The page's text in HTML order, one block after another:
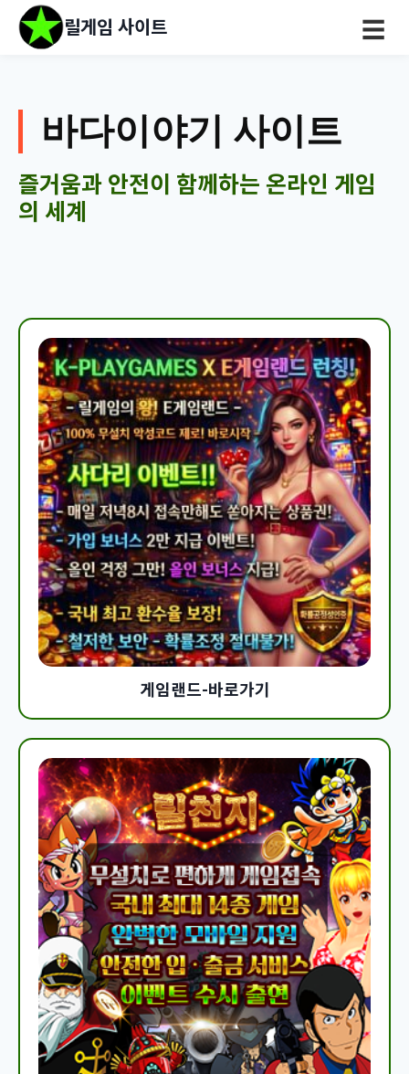
릴게임 사이트 ☰
바다이야기 사이트
즐거움과 안전이 함께하는 온라인 게임
의 세계
게임랜드-바로가기